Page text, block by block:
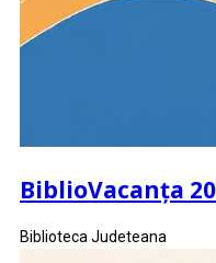
BiblioVacanța
Biblioteca Judeteana